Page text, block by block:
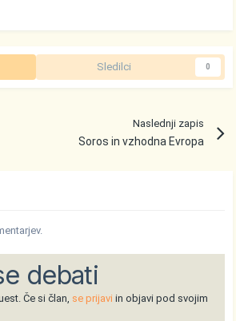
Sledilci 0
Naslednji zapis
Soros in vzhodna Evropa
debati
Če si član, se prijavi in objavi pod svojim